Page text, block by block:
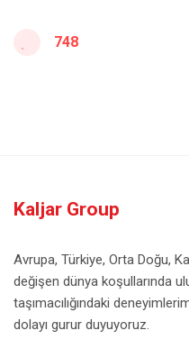
748
Kaljar Group
Avrupa, Türkiye, Orta Doğu,
değişen dünya koşullarında
taşımacılığındaki
dolayı gurur duyuyoruz.